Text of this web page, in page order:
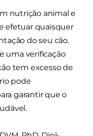
nutrição animal e
efetuar quaisquer
do seu cão.
uma verificação
tem excesso de
pode
garantir que o